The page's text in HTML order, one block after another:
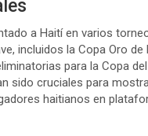
a Haití en varios
incluidos la Copa Oro de
para la Copa
sido cruciales para
haitianos en